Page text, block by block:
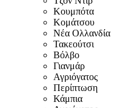
Κουμπότα
Κομάτσου
Νέα Ολλανδία
Τακεούτσι
Βόλβο
Γιανμάρ
Αγριόγατος
Περίπτωση
Κάμπια